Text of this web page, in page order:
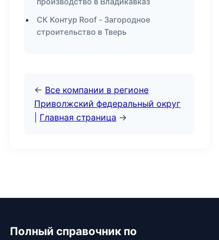
СК Контур Roof - Загородное
строительство в Тверь
← Все компании в регионе
Приволжский федеральный округ
Главная страница →
Полный справочник по